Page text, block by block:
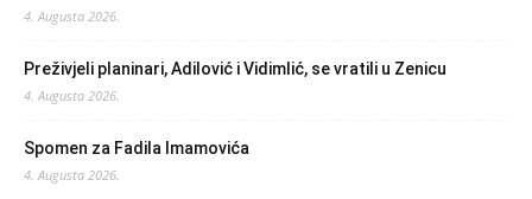
4. Augusta 2026.
Preživjeli planinari, Adilović i Vidimlić, se vratili u Zenicu
4. Augusta 2026.
Spomen za Fadila Imamovića
4. Augusta 2026.